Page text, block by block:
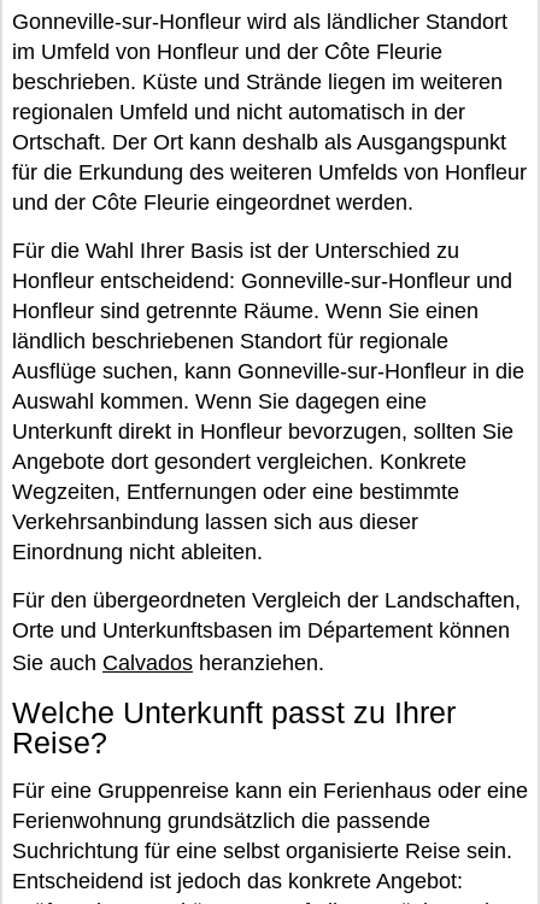
Gonneville-sur-Honfleur wird als ländlicher Standort
im Umfeld von Honfleur und der Côte Fleurie
beschrieben. Küste und Strände liegen im weiteren
regionalen Umfeld und nicht automatisch in der
Ortschaft. Der Ort kann deshalb als Ausgangspunkt
für die Erkundung des weiteren Umfelds von Honfleur
und der Côte Fleurie eingeordnet werden.
Für die Wahl Ihrer Basis ist der Unterschied zu
Honfleur entscheidend: Gonneville-sur-Honfleur und
Honfleur sind getrennte Räume. Wenn Sie einen
ländlich beschriebenen Standort für regionale
Ausflüge suchen, kann Gonneville-sur-Honfleur in die
Auswahl kommen. Wenn Sie dagegen eine
Unterkunft direkt in Honfleur bevorzugen, sollten Sie
Angebote dort gesondert vergleichen. Konkrete
Wegzeiten, Entfernungen oder eine bestimmte
Verkehrsanbindung lassen sich aus dieser
Einordnung nicht ableiten.
Für den übergeordneten Vergleich der Landschaften,
Orte und Unterkunftsbasen im Département können
Sie auch Calvados heranziehen.
Welche Unterkunft passt zu Ihrer
Reise?
Für eine Gruppenreise kann ein Ferienhaus oder eine
Ferienwohnung grundsätzlich die passende
Suchrichtung für eine selbst organisierte Reise sein.
Entscheidend ist jedoch das konkrete Angebot: